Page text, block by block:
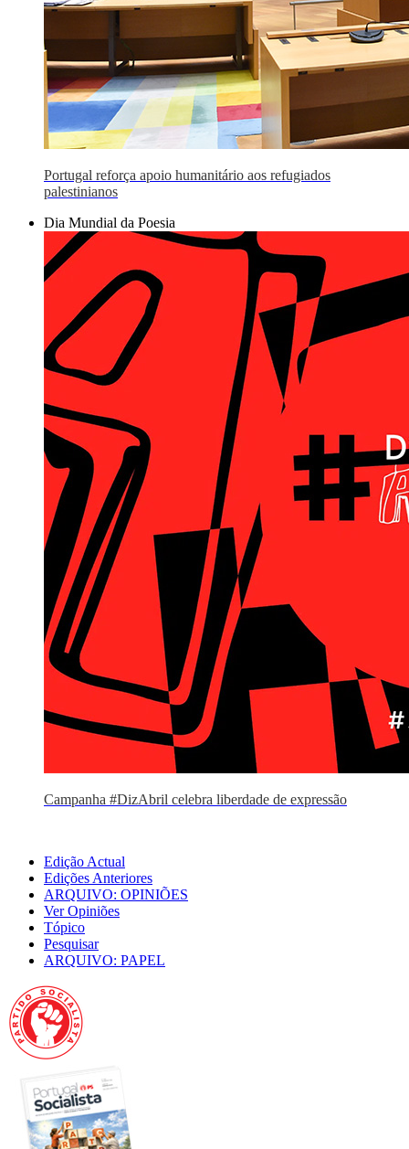
Portugal reforça apoio humanitário aos refugiados
palestinianos
Dia Mundial da Poesia
Campanha #DizAbril celebra liberdade de expressão
Edição Actual
Edições Anteriores
ARQUIVO: OPINIÕES
Ver Opiniões
Tópico
Pesquisar
ARQUIVO: PAPEL